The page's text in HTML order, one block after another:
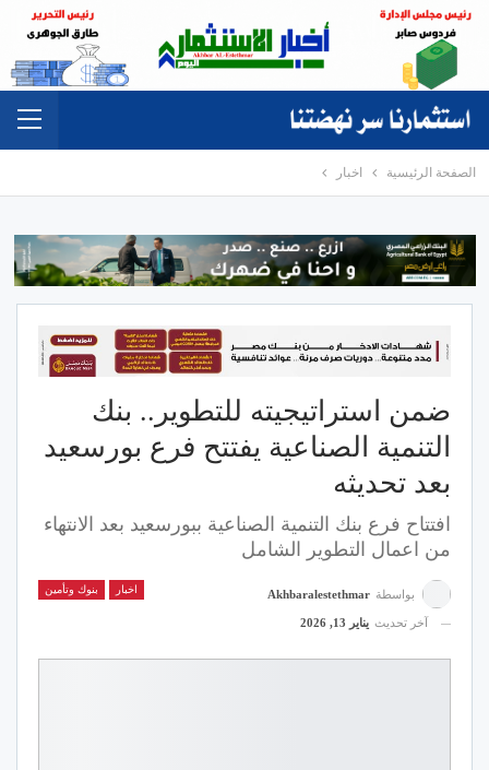
الصفحة الرئيسية اخبار
ضمن استراتيجيته للتطوير.. بنك
التنمية الصناعية يفتتح فرع بورسعيد
بعد تحديثه
افتتاح فرع بنك التنمية الصناعية ببورسعيد بعد الانتهاء
من اعمال التطوير الشامل
اخبار بنوك وتأمين بواسطة Akhbaralestethmar
آخر تحديث يناير 13, 2026